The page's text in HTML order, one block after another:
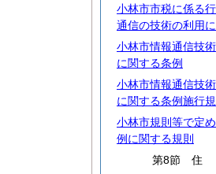
小林市市税に係る
通信の技術の利用
小林市情報通信技
に関する条例
小林市情報通信技
に関する条例施行
小林市規則等で定
例に関する規則
第8節 住